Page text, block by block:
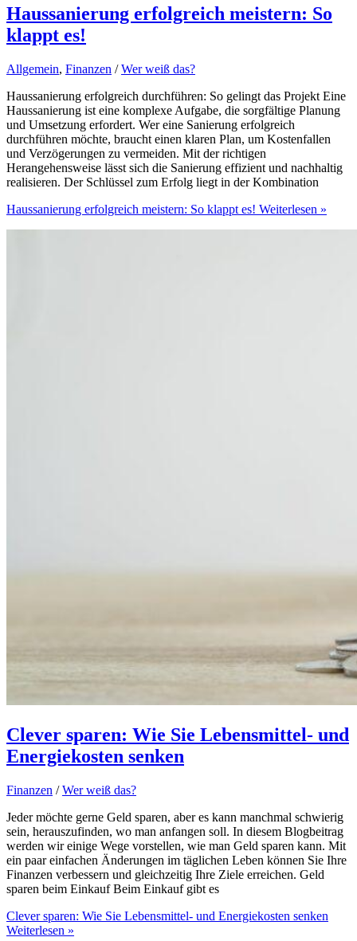
Haussanierung erfolgreich meistern: So
klappt es!
Allgemein, Finanzen /Wer weiß das?
Haussanierung erfolgreich durchführen: So gelingt das Projekt Eine
Haussanierung ist eine komplexe Aufgabe, die sorgfältige Planung
und Umsetzung erfordert. Wer eine Sanierung erfolgreich
durchführen möchte, braucht einen klaren Plan, um Kostenfallen
und Verzögerungen zu vermeiden. Mit der richtigen
Herangehensweise lässt sich die Sanierung effizient und nachhaltig
realisieren. Der Schlüssel zum Erfolg liegt in der Kombination
Haussanierung erfolgreich meistern: So klappt es! Weiterlesen »
Clever sparen: Wie Sie Lebensmittel- und
Energiekosten senken
Finanzen /Wer weiß das?
Jeder möchte gerne Geld sparen, aber es kann manchmal schwierig
sein, herauszufinden, wo man anfangen soll. In diesem Blogbeitrag
werden wir einige Wege vorstellen, wie man Geld sparen kann. Mit
ein paar einfachen Änderungen im täglichen Leben können Sie Ihre
Finanzen verbessern und gleichzeitig Ihre Ziele erreichen. Geld
sparen beim Einkauf Beim Einkauf gibt es
Clever sparen: Wie Sie Lebensmittel- und Energiekosten senken
Weiterlesen »